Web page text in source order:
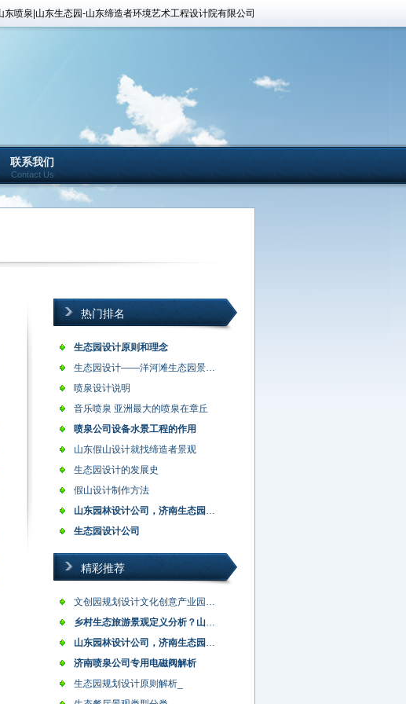
喷泉|山东生态园-山东缔造者环境艺术工程设计院有限公司
联系我们
Contact Us
热门排名
生态园设计原则和理念
生态园设计——洋河滩生态园景观设计说…
喷泉设计说明
音乐喷泉 亚洲最大的喷泉在章丘
喷泉公司设备水景工程的作用
山东假山设计就找缔造者景观
生态园设计的发展史
假山设计制作方法
山东园林设计公司，济南生态园设计，农…
生态园设计公司
精彩推荐
文创园规划设计文化创意产业园的类型
乡村生态旅游景观定义分析？山东乡村旅…
山东园林设计公司，济南生态园设计，农…
济南喷泉公司专用电磁阀解析
生态园规划设计原则解析_